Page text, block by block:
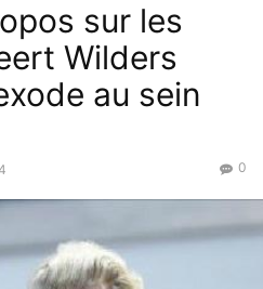
sur les
Wilders
au sein
0